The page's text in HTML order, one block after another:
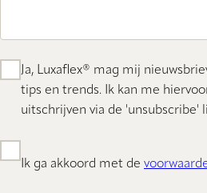
Ja, Luxaflex® mag mij
tips en trends. Ik kan me
uitschrijven via de 'unsubscribe'
Ik ga akkoord met de